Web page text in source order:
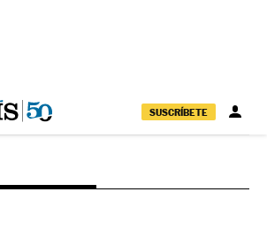
SUSCRÍBETE